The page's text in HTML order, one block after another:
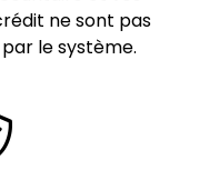
ne sont pas
le système.